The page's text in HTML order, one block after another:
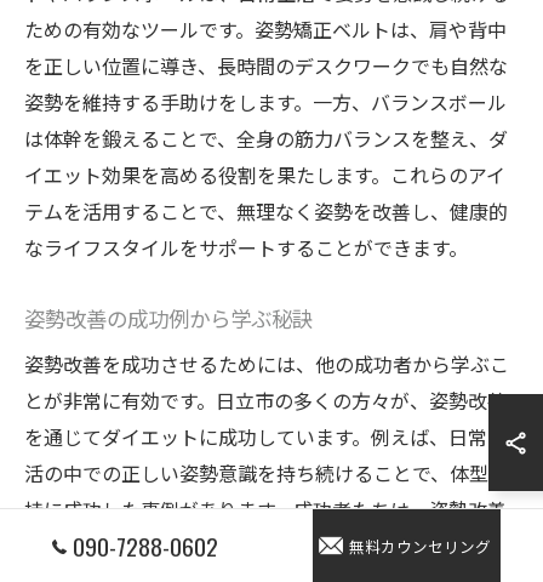
ための有効なツールです。姿勢矯正ベルトは、肩や背中
を正しい位置に導き、長時間のデスクワークでも自然な
姿勢を維持する手助けをします。一方、バランスボール
は体幹を鍛えることで、全身の筋力バランスを整え、ダ
イエット効果を高める役割を果たします。これらのアイ
テムを活用することで、無理なく姿勢を改善し、健康的
なライフスタイルをサポートすることができます。
姿勢改善の成功例から学ぶ秘訣
姿勢改善を成功させるためには、他の成功者から学ぶこ
とが非常に有効です。日立市の多くの方々が、姿勢改善
を通じてダイエットに成功しています。例えば、日常生
活の中での正しい姿勢意識を持ち続けることで、体型維
持に成功した事例があります。成功者たちは、姿勢改善
がダイエットに与える影響を信じ、専門家の指導を受け
090-7288-0602 無料カウンセリング